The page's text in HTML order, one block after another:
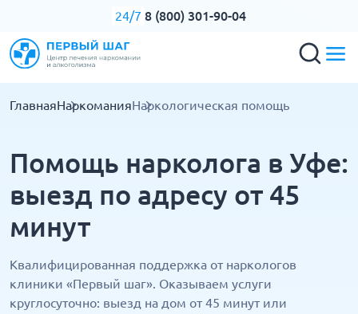
24/7 8 (800) 301-90-04
ГлавнаяНаркоманияНаркологическая помощь
Помощь нарколога в Уфе:
выезд по адресу от 45
минут
Квалифицированная поддержка от наркологов
клиники «Первый шаг». Оказываем услуги
круглосуточно: выезд на дом от 45 минут или